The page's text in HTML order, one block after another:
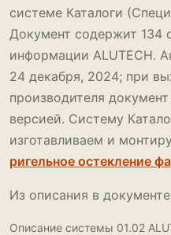
системе Каталоги
Документ содержит 134
информации ALUTECH.
24 декабря, 2024; при
производителя
версией. Систему
изготавливаем и
ригельное остекление
Из описания в
Описание системы 01.02